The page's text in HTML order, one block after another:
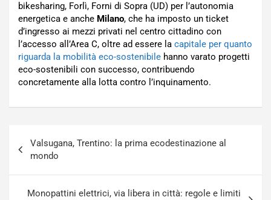
bikesharing, Forlì, Forni di Sopra (UD) per l’autonomia
energetica e anche Milano, che ha imposto un ticket
d’ingresso ai mezzi privati nel centro cittadino con
l’accesso all’Area C, oltre ad essere la capitale per quanto
riguarda la mobilità eco-sostenibile hanno varato progetti
eco-sostenibili con successo, contribuendo
concretamente alla lotta contro l’inquinamento.
articoli
Valsugana, Trentino: la prima ecodestinazione al
mondo
Monopattini elettrici, via libera in città: regole e limiti